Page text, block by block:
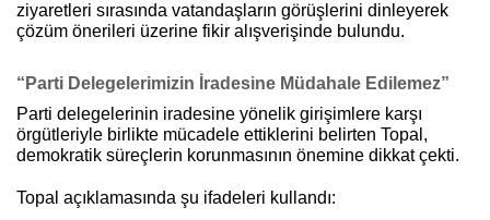
ziyaretleri sırasında vatandaşların görüşlerini dinleyerek
çözüm önerileri üzerine fikir alışverişinde bulundu.
“Parti Delegelerimizin İradesine Müdahale Edilemez”
Parti delegelerinin iradesine yönelik girişimlere karşı
örgütleriyle birlikte mücadele ettiklerini belirten Topal,
demokratik süreçlerin korunmasının önemine dikkat çekti.
Topal açıklamasında şu ifadeleri kullandı: